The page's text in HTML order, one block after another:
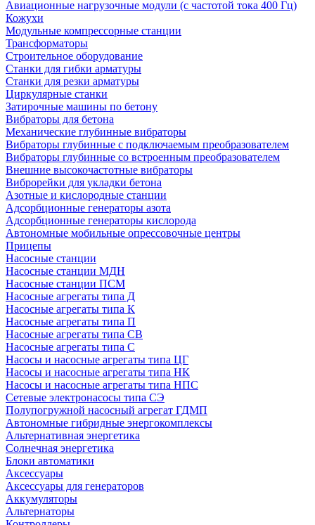
Авиационные нагрузочные модули (с частотой тока 400 Гц)
Кожухи
Модульные компрессорные станции
Трансформаторы
Строительное оборудование
Станки для гибки арматуры
Станки для резки арматуры
Циркулярные станки
Затирочные машины по бетону
Вибраторы для бетона
Механические глубинные вибраторы
Вибраторы глубинные с подключаемым преобразователем
Вибраторы глубинные со встроенным преобразователем
Внешние высокочастотные вибраторы
Виброрейки для укладки бетона
Азотные и кислородные станции
Адсорбционные генераторы азота
Адсорбционные генераторы кислорода
Автономные мобильные опрессовочные центры
Прицепы
Насосные станции
Насосные станции МДН
Насосные станции ПСМ
Насосные агрегаты типа Д
Насосные агрегаты типа К
Насосные агрегаты типа П
Насосные агрегаты типа СВ
Насосные агрегаты типа С
Насосы и насосные агрегаты типа ЦГ
Насосы и насосные агрегаты типа НК
Насосы и насосные агрегаты типа НПС
Сетевые электронасосы типа СЭ
Полупогружной насосный агрегат ГДМП
Автономные гибридные энергокомплексы
Альтернативная энергетика
Солнечная энергетика
Блоки автоматики
Аксессуары
Аксессуары для генераторов
Аккумуляторы
Альтернаторы